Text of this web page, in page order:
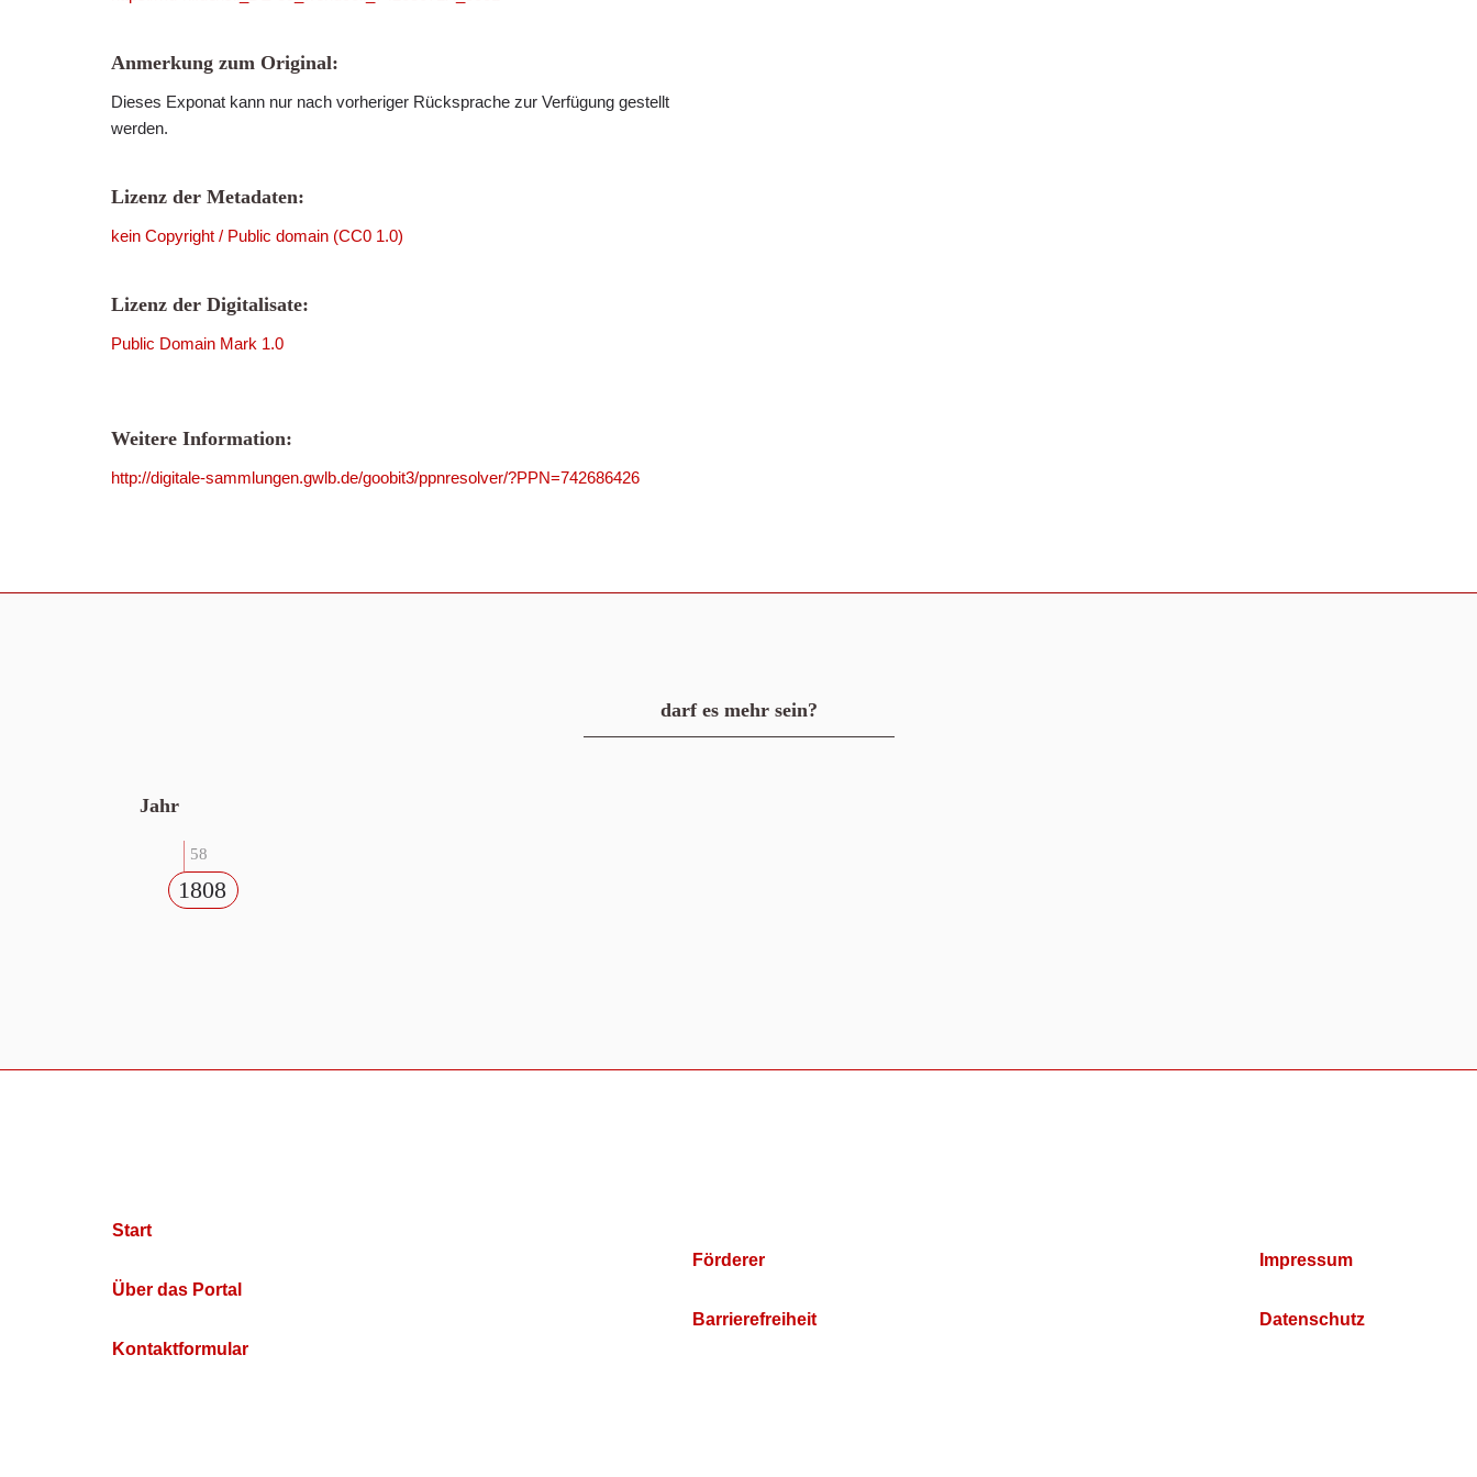
Anmerkung zum Original:
Dieses Exponat kann nur nach vorheriger Rücksprache zur Verfügung gestellt
werden.
Lizenz der Metadaten:
kein Copyright / Public domain (CC0 1.0)
Lizenz der Digitalisate:
Public Domain Mark 1.0
Weitere Information:
http://digitale-sammlungen.gwlb.de/goobit3/ppnresolver/?PPN=742686426
darf es mehr sein?
Jahr
58
1808
Start
Über das Portal
Kontaktformular
Förderer
Barrierefreiheit
Impressum
Datenschutz